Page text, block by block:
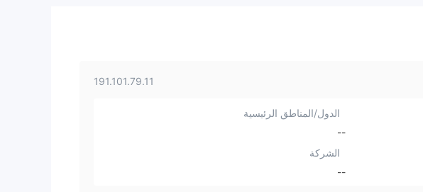
191.101.79.11
الدول/المناطق الرئيسية
--
الشركة
--